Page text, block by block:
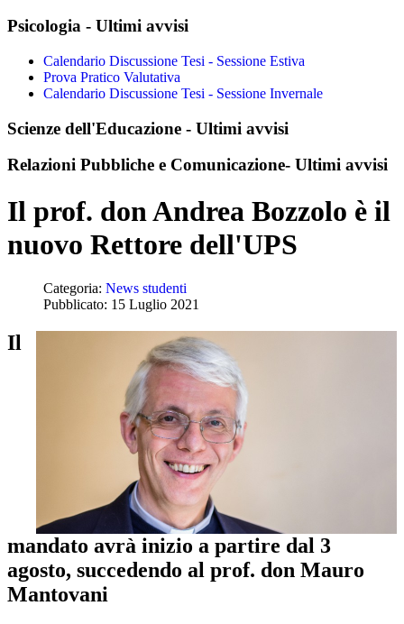
Psicologia - Ultimi avvisi
Calendario Discussione Tesi - Sessione Estiva
Prova Pratico Valutativa
Calendario Discussione Tesi - Sessione Invernale
Scienze dell'Educazione - Ultimi avvisi
Relazioni Pubbliche e Comunicazione- Ultimi avvisi
Il prof. don Andrea Bozzolo è il
nuovo Rettore dell'UPS
Categoria: News studenti
Pubblicato: 15 Luglio 2021
Il
mandato avrà inizio a partire dal 3
agosto, succedendo al prof. don Mauro
Mantovani